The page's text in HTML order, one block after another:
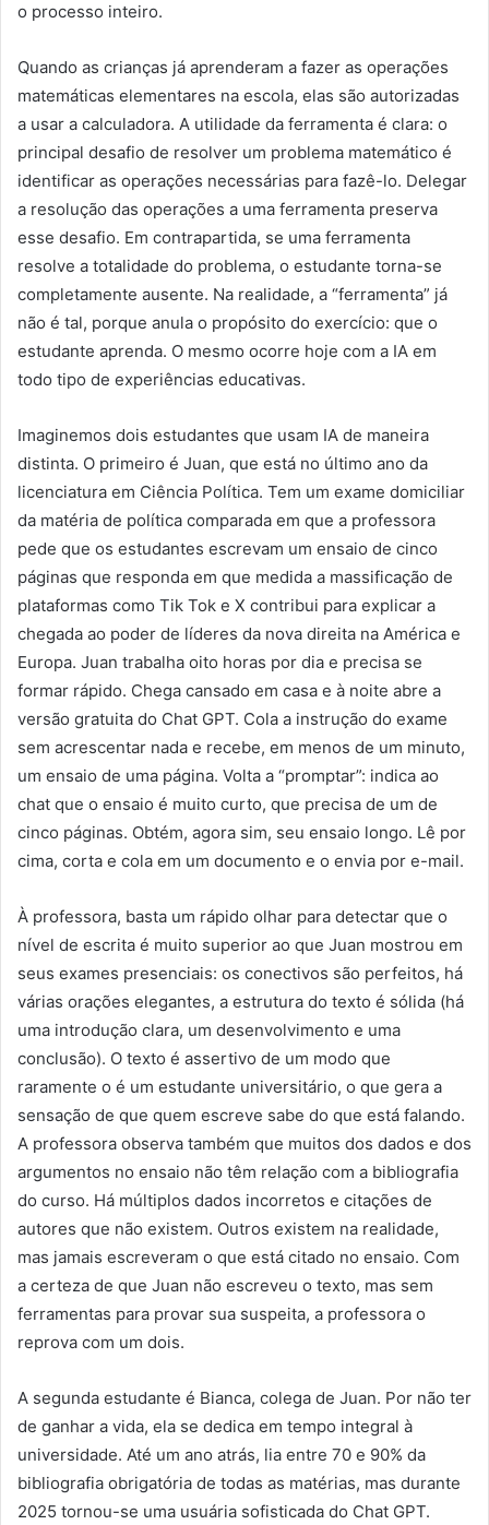
o processo inteiro.
Quando as crianças já aprenderam a fazer as operações
matemáticas elementares na escola, elas são autorizadas
a usar a calculadora. A utilidade da ferramenta é clara: o
principal desafio de resolver um problema matemático é
identificar as operações necessárias para fazê-lo. Delegar
a resolução das operações a uma ferramenta preserva
esse desafio. Em contrapartida, se uma ferramenta
resolve a totalidade do problema, o estudante torna-se
completamente ausente. Na realidade, a “ferramenta” já
não é tal, porque anula o propósito do exercício: que o
estudante aprenda. O mesmo ocorre hoje com a IA em
todo tipo de experiências educativas.
Imaginemos dois estudantes que usam IA de maneira
distinta. O primeiro é Juan, que está no último ano da
licenciatura em Ciência Política. Tem um exame domiciliar
da matéria de política comparada em que a professora
pede que os estudantes escrevam um ensaio de cinco
páginas que responda em que medida a massificação de
plataformas como Tik Tok e X contribui para explicar a
chegada ao poder de líderes da nova direita na América e
Europa. Juan trabalha oito horas por dia e precisa se
formar rápido. Chega cansado em casa e à noite abre a
versão gratuita do Chat GPT. Cola a instrução do exame
sem acrescentar nada e recebe, em menos de um minuto,
um ensaio de uma página. Volta a “promptar”: indica ao
chat que o ensaio é muito curto, que precisa de um de
cinco páginas. Obtém, agora sim, seu ensaio longo. Lê por
cima, corta e cola em um documento e o envia por e-mail.
À professora, basta um rápido olhar para detectar que o
nível de escrita é muito superior ao que Juan mostrou em
seus exames presenciais: os conectivos são perfeitos, há
várias orações elegantes, a estrutura do texto é sólida (há
uma introdução clara, um desenvolvimento e uma
conclusão). O texto é assertivo de um modo que
raramente o é um estudante universitário, o que gera a
sensação de que quem escreve sabe do que está falando.
A professora observa também que muitos dos dados e dos
argumentos no ensaio não têm relação com a bibliografia
do curso. Há múltiplos dados incorretos e citações de
autores que não existem. Outros existem na realidade,
mas jamais escreveram o que está citado no ensaio. Com
a certeza de que Juan não escreveu o texto, mas sem
ferramentas para provar sua suspeita, a professora o
reprova com um dois.
A segunda estudante é Bianca, colega de Juan. Por não ter
de ganhar a vida, ela se dedica em tempo integral à
universidade. Até um ano atrás, lia entre 70 e 90% da
bibliografia obrigatória de todas as matérias, mas durante
2025 tornou-se uma usuária sofisticada do Chat GPT.